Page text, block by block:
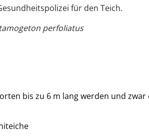
für den Teich.
perfoliatus
bis zu 6 m lang werden und zwar